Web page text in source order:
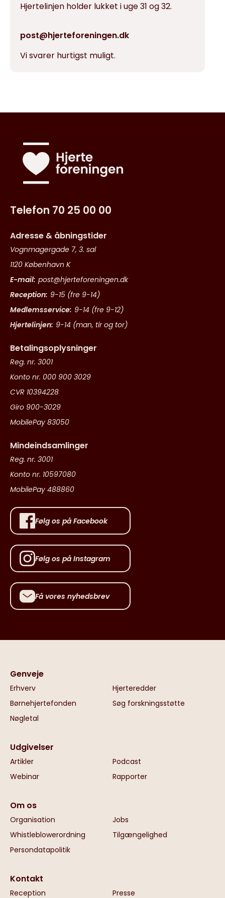
Hjertelinjen holder lukket i uge 31 og 32.
post@hjerteforeningen.dk
Vi svarer hurtigst muligt.
Telefon 70 25 00 00
Adresse & åbningstider
Vognmagergade 7, 3. sal
1120 København K
E-mail: post@hjerteforeningen.dk
Reception: 9-15 (fre 9-14)
Medlemsservice: 9-14 (fre 9-12)
Hjertelinjen: 9-14 (man, tir og tor)
Betalingsoplysninger
Reg. nr. 3001
Konto nr. 000 900 3029
CVR 10394228
Giro 900-3029
MobilePay 83050
Mindeindsamlinger
Reg. nr. 3001
Konto nr. 10597080
MobilePay 488860
Følg os på Facebook
Følg os på Instagram
Få vores nyhedsbrev
Genveje
Erhverv
Hjerteredder
Børnehjertefonden
Søg forskningsstøtte
Nøgletal
Udgivelser
Artikler
Podcast
Webinar
Rapporter
Om os
Organisation
Jobs
Whistleblowerordning
Tilgængelighed
Persondatapolitik
Kontakt
Reception Presse